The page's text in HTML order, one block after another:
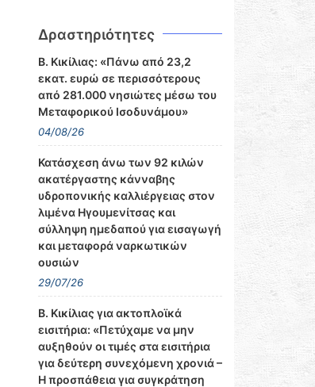
Δραστηριότητες
Β. Κικίλιας: «Πάνω από 23,2
εκατ. ευρώ σε περισσότερους
από 281.000 νησιώτες μέσω του
Μεταφορικού Ισοδυνάμου»
04/08/26
Κατάσχεση άνω των 92 κιλών
ακατέργαστης κάνναβης
υδροπονικής καλλιέργειας στον
λιμένα Ηγουμενίτσας και
σύλληψη ημεδαπού για εισαγωγή
και μεταφορά ναρκωτικών
ουσιών
29/07/26
Β. Κικίλιας για ακτοπλοϊκά
εισιτήρια: «Πετύχαμε να μην
αυξηθούν οι τιμές στα εισιτήρια
για δεύτερη συνεχόμενη χρονιά –
Η προσπάθεια για συγκράτηση